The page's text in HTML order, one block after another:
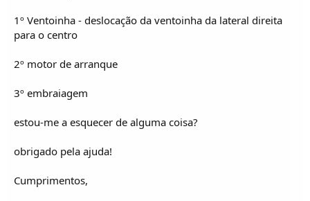
1º Ventoinha - deslocação da ventoinha da lateral direita
para o centro
2º motor de arranque
3º embraiagem
estou-me a esquecer de alguma coisa?
obrigado pela ajuda!
Cumprimentos,